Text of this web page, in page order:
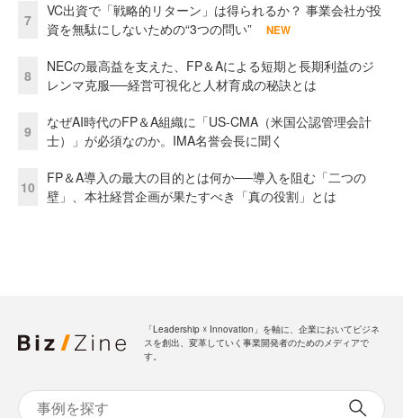
7
VC出資で「戦略的リターン」は得られるか？ 事業会社が投
資を無駄にしないための“3つの問い”
NEW
8
NECの最高益を支えた、FP＆Aによる短期と長期利益のジ
レンマ克服──経営可視化と人材育成の秘訣とは
9
なぜAI時代のFP＆A組織に「US-CMA（米国公認管理会計
士）」が必須なのか。IMA名誉会長に聞く
10
FP＆A導入の最大の目的とは何か──導入を阻む「二つの
壁」、本社経営企画が果たすべき「真の役割」とは
「Leadership ☓ Innovation」を軸に、企業においてビジネ
スを創出、変革していく事業開発者のためのメディアで
す。